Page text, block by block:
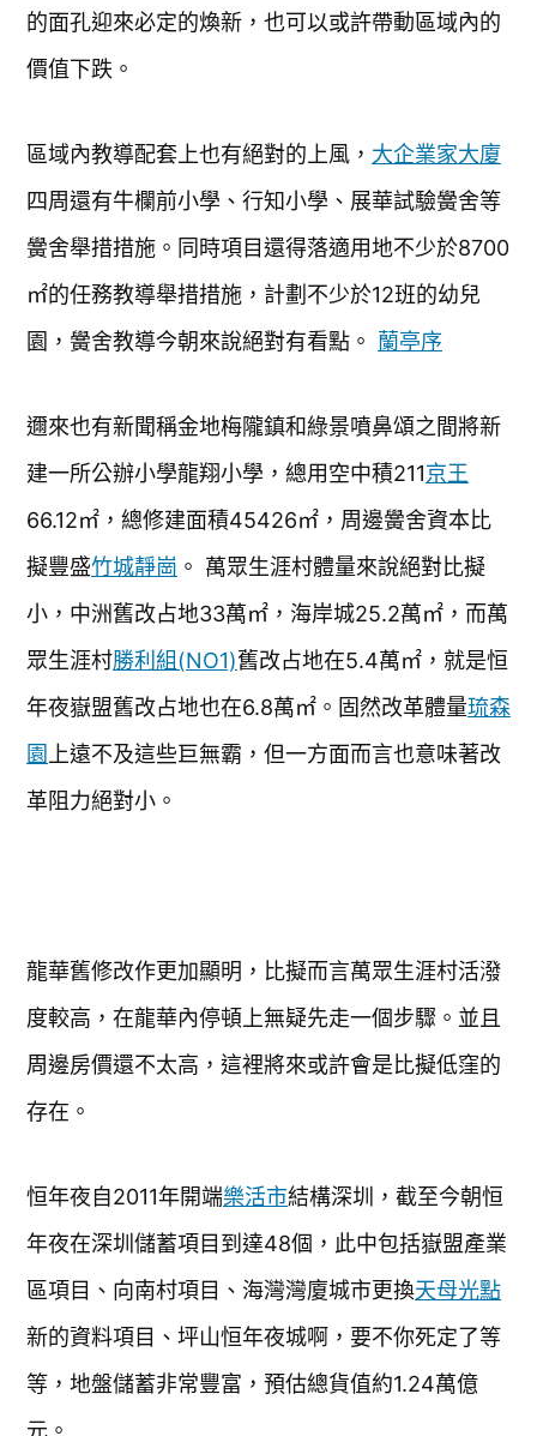
的面孔迎來必定的煥新，也可以或許帶動區域內的
價值下跌。
區域內教導配套上也有絕對的上風， 大企業家大廈
四周還有牛欄前小學、行知小學、展華試驗黌舍等
黌舍舉措措施。同時項目還得落適用地不少於8700
㎡的任務教導舉措措施，計劃不少於12班的幼兒
園，黌舍教導今朝來說絕對有看點。 蘭亭序
邇來也有新聞稱金地梅隴鎮和綠景噴鼻頌之間將新
建一所公辦小學龍翔小學，總用空中積211京王
66.12㎡，總修建面積45426㎡，周邊黌舍資本比
擬豐盛竹城靜崗 。 萬眾生涯村體量來說絕對比擬
小，中洲舊改占地33萬㎡，海岸城25.2萬㎡，而萬
眾生涯村勝利組(NO1)舊改占地在5.4萬㎡，就是恒
年夜嶽盟舊改占地也在6.8萬㎡。固然改革體量琉森
園 上遠不及這些巨無霸，但一方面而言也意味著改
革阻力絕對小。
龍華舊修改作更加顯明，比擬而言萬眾生涯村活潑
度較高，在龍華內停頓上無疑先走一個步驟。並且
周邊房價還不太高，這裡將來或許會是比擬低窪的
存在。
恒年夜自2011年開端樂活市結構深圳，截至今朝恒
年夜在深圳儲蓄項目到達48個，此中包括嶽盟產業
區項目、向南村項目、海灣灣廈城市更換天母光點
新的資料項目、坪山恒年夜城啊，要不你死定了等
等，地盤儲蓄非常豐富，預估總貨值約1.24萬億
元。